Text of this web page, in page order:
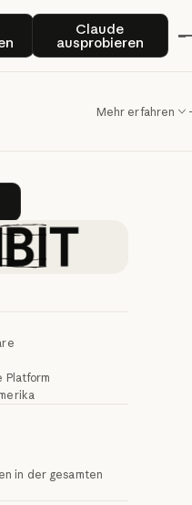
kontaktierenClaude
ausprobieren
Claude
Mehr erfahren
Chef
Platform
in der gesamten